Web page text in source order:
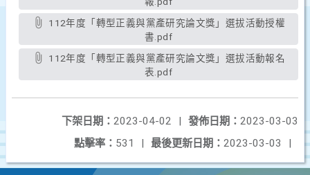
書.pdf
表.pdf
發佈日期： 2023-03-03
下架日期： 2023-04-02
|
最後更新日期： 2023-03-03 |
點擊率： 531 |